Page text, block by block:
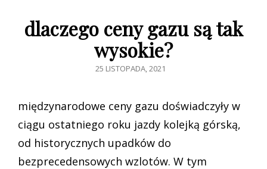
dlaczego ceny gazu są tak
wysokie?
POSTED
25 LISTOPADA, 2021
międzynarodowe ceny gazu doświadczyły w
ciągu ostatniego roku jazdy kolejką górską,
od historycznych upadków do
bezprecedensowych wzlotów. W tym